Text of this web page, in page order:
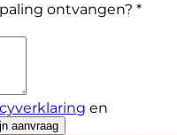
ontvangen? *
en
aanvraag